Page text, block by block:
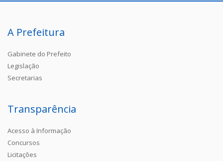
A Prefeitura
Gabinete do Prefeito
Legislação
Secretarias
Transparência
Acesso à Informação
Concursos
Licitações